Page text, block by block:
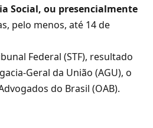
Social, ou presencialmente
pelo menos, até 14 de
Federal (STF), resultado
Geral da União (AGU), o
do Brasil (OAB).